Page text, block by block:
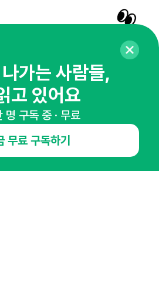
게요!
뉴스레터
제휴문의
인사이터 신청
가는 사람들,
고 있어요
구독 중 · 무료
무료 구독하기